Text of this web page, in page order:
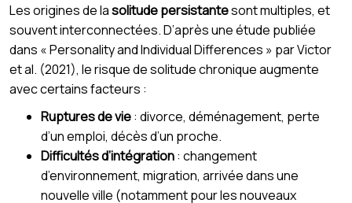
Les origines de lasolitude persistantesont multiples, et
souvent interconnectées. D’après une étude publiée
dans « Personality and Individual Differences » par Victor
et al. (2021), le risque de solitude chronique augmente
avec certains facteurs :
Ruptures de vie: divorce, déménagement, perte
d’un emploi, décès d’un proche.
Difficultés d’intégration: changement
d’environnement, migration, arrivée dans une
nouvelle ville (notamment pour les nouveaux